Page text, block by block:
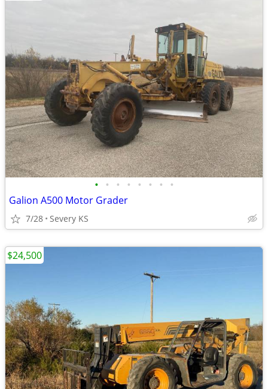
• • • • • • • •
Galion A500 Motor Grader
7/28 Severy KS
$24,500